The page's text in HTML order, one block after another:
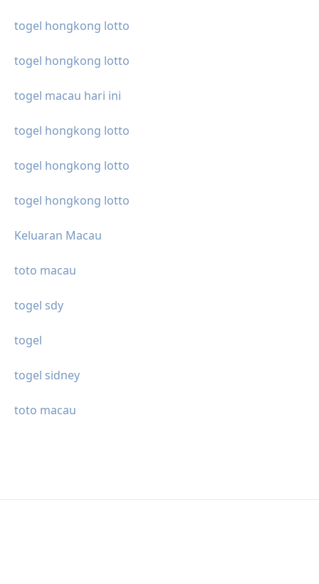
togel hongkong lotto
togel hongkong lotto
togel macau hari ini
togel hongkong lotto
togel hongkong lotto
togel hongkong lotto
Keluaran Macau
toto macau
togel sdy
togel
togel sidney
toto macau